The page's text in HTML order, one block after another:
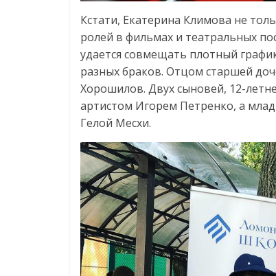
Кстати, Екатерина Климова не
ролей в фильмах и театральных
удается совмещать плотный
разных браков. Отцом старшей
Хорошилов. Двух сыновей, 12-
артистом Игорем Петренко, а
Гелой Месхи.